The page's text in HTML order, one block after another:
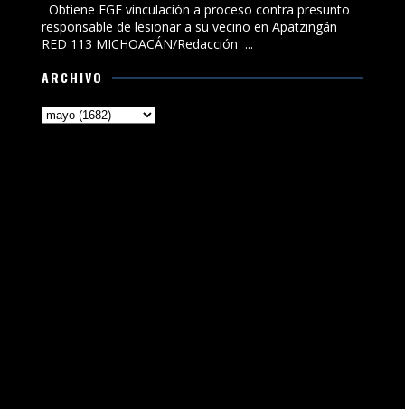
Obtiene FGE vinculación a proceso contra presunto
responsable de lesionar a su vecino en Apatzingán
RED 113 MICHOACÁN/Redacción ...
ARCHIVO